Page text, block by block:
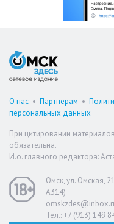
О нас • Партнерам •
персональных данных
При цитировании
обязательна.
И.о. главного редактора:
Омск, ул. Омская,
А314)
Тел.: +7 (913) 149